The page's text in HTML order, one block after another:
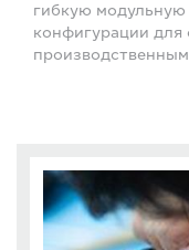
гибкую
конфигурации для